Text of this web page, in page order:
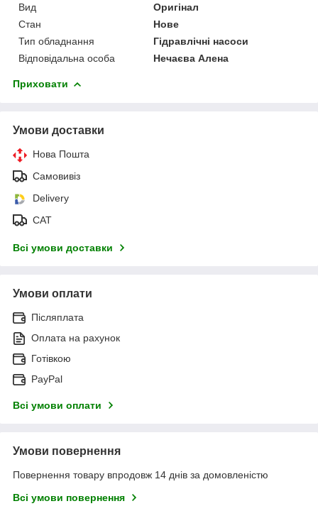
Вид
Оригінал
Стан
Нове
Тип обладнання
Гідравлічні насоси
Відповідальна особа
Нечаєва Алена
Приховати
Умови доставки
Нова Пошта
Самовивіз
Delivery
САТ
Всі умови доставки
Умови оплати
Післяплата
Оплата на рахунок
Готівкою
PayPal
Всі умови оплати
Умови повернення
Повернення товару впродовж 14 днів за домовленістю
Всі умови повернення